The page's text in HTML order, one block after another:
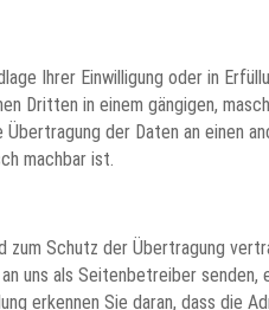
Ihrer Einwilligung oder in
Dritten in einem gängigen,
der Daten an einen
machbar ist.
Schutz der Übertragung
uns als Seitenbetreiber senden,
erkennen Sie daran, dass die